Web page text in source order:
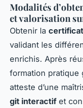
Modalités
et valorisation
Obtenir la
validant les
enrichis. Après
formation pratique
atteste d’une
git interactifet